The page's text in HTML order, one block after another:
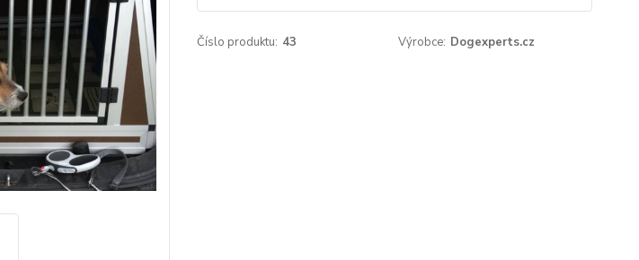
Číslo produktu: 43 Výrobce: Dogexperts.cz